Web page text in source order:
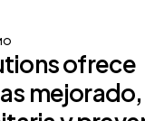
ofrece
mejorado,